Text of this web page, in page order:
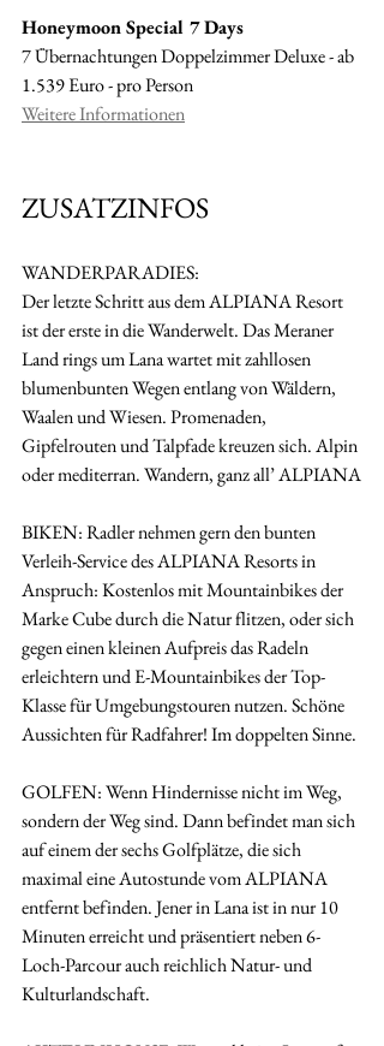
Honeymoon Special 7 Days
7 Übernachtungen Doppelzimmer Deluxe - ab
1.539 Euro - pro Person
Weitere Informationen
ZUSATZINFOS
WANDERPARADIES:
Der letzte Schritt aus dem ALPIANA Resort
ist der erste in die Wanderwelt. Das Meraner
Land rings um Lana wartet mit zahllosen
blumenbunten Wegen entlang von Wäldern,
Waalen und Wiesen. Promenaden,
Gipfelrouten und Talpfade kreuzen sich. Alpin
oder mediterran. Wandern, ganz all’ ALPIANA
BIKEN: Radler nehmen gern den bunten
Verleih-Service des ALPIANA Resorts in
Anspruch: Kostenlos mit Mountainbikes der
Marke Cube durch die Natur flitzen, oder sich
gegen einen kleinen Aufpreis das Radeln
erleichtern und E-Mountainbikes der Top-
Klasse für Umgebungstouren nutzen. Schöne
Aussichten für Radfahrer! Im doppelten Sinne.
GOLFEN: Wenn Hindernisse nicht im Weg,
sondern der Weg sind. Dann befindet man sich
auf einem der sechs Golfplätze, die sich
maximal eine Autostunde vom ALPIANA
entfernt befinden. Jener in Lana ist in nur 10
Minuten erreicht und präsentiert neben 6-
Loch-Parcour auch reichlich Natur- und
Kulturlandschaft.